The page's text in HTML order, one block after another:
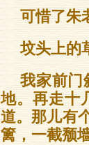
可惜了朱
坟头上的
我家前门
地。再走十
道。那儿有
篱，一截颓